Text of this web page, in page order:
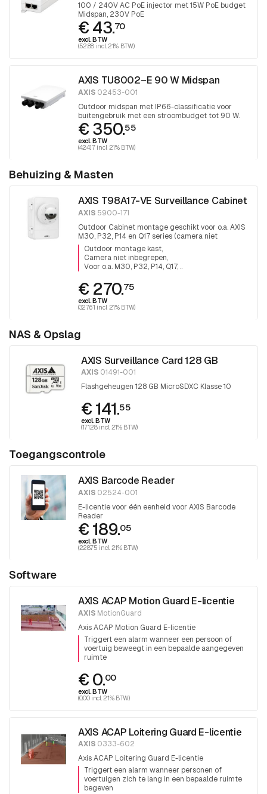
100 / 240V AC PoE injector met 15W PoE budget
Midspan, 230V PoE
€ 43.70
excl. BTW
(52.88 incl. 21% BTW)
AXIS TU8002–E 90 W Midspan
AXIS 02453-001
Outdoor midspan met IP66-classificatie voor
buitengebruik met een stroombudget tot 90 W.
€ 350.55
excl. BTW
(424.17 incl. 21% BTW)
Behuizing & Masten
AXIS T98A17-VE Surveillance Cabinet
AXIS 5900-171
Outdoor Cabinet montage geschikt voor o.a. AXIS
M30, P32, P14 en Q17 series (camera niet
inbegrepen).
Outdoor montage kast
Camera niet inbegrepen
Voor o.a. M30, P32, P14, Q17, ..
€ 270.75
excl. BTW
(327.61 incl. 21% BTW)
NAS & Opslag
AXIS Surveillance Card 128 GB
AXIS01491-001
Flashgeheugen 128 GB MicroSDXC Klasse 10
€ 141.55
excl. BTW
(171.28 incl. 21% BTW)
Toegangscontrole
AXIS Barcode Reader
AXIS 02524-001
E-licentie voor één eenheid voor AXIS Barcode
Reader
€ 189.05
excl. BTW
(228.75 incl. 21% BTW)
Software
AXIS ACAP Motion Guard E-licentie
AXIS MotionGuard
Axis ACAP Motion Guard E-licentie
Triggert een alarm wanneer een persoon of
voertuig beweegt in een bepaalde aangegeven
ruimte
€ 0.00
excl. BTW
(0.00 incl. 21% BTW)
AXIS ACAP Loitering Guard E-licentie
AXIS 0333-602
Axis ACAP Loitering Guard E-licentie
Triggert een alarm wanneer personen of
voertuigen zich te lang in een bepaalde ruimte
begeven